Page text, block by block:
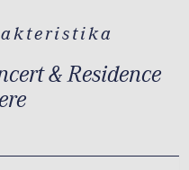
& Residence